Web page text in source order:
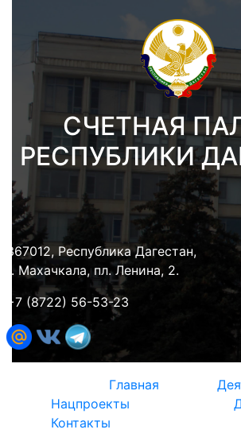
СЧЕТНАЯ
РЕСПУБЛИКИ
367012, Республика Дагестан,
г. Махачкала, пл. Ленина, 2.
+7 (8722) 56-53-23
Главная
Нацпроекты
Контакты